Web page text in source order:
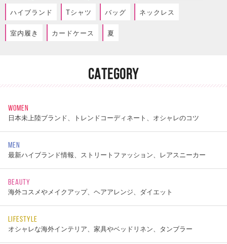
ハイブランド Tシャツ バッグ ネックレス
室内履き カードケース 夏
CATEGORY
WOMEN
日本未上陸ブランド、トレンドコーディネート、オシャレのコツ
MEN
最新ハイブランド情報、ストリートファッション、レアスニーカー
BEAUTY
海外コスメやメイクアップ、ヘアアレンジ、ダイエット
LIFESTYLE
オシャレな海外インテリア、家具やベッドリネン、タンブラー